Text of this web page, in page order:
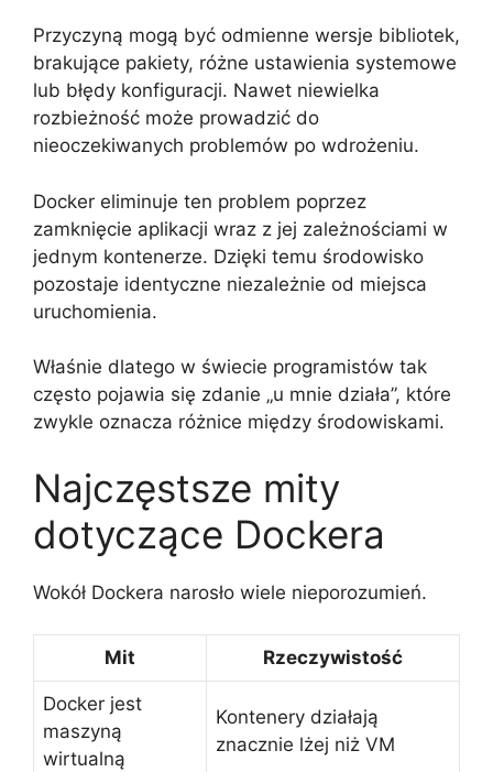
Przyczyną mogą być odmienne wersje bibliotek,
brakujące pakiety, różne ustawienia systemowe
lub błędy konfiguracji. Nawet niewielka
rozbieżność może prowadzić do
nieoczekiwanych problemów po wdrożeniu.
Docker eliminuje ten problem poprzez
zamknięcie aplikacji wraz z jej zależnościami w
jednym kontenerze. Dzięki temu środowisko
pozostaje identyczne niezależnie od miejsca
uruchomienia.
Właśnie dlatego w świecie programistów tak
często pojawia się zdanie „u mnie działa”, które
zwykle oznacza różnice między środowiskami.
Najczęstsze mity
dotyczące Dockera
Wokół Dockera narosło wiele nieporozumień.
Mit Rzeczywistość
Docker jest
maszyną
wirtualną
Kontenery działają
znacznie lżej niż VM